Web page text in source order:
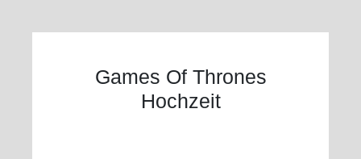
Games Of Thrones
Hochzeit